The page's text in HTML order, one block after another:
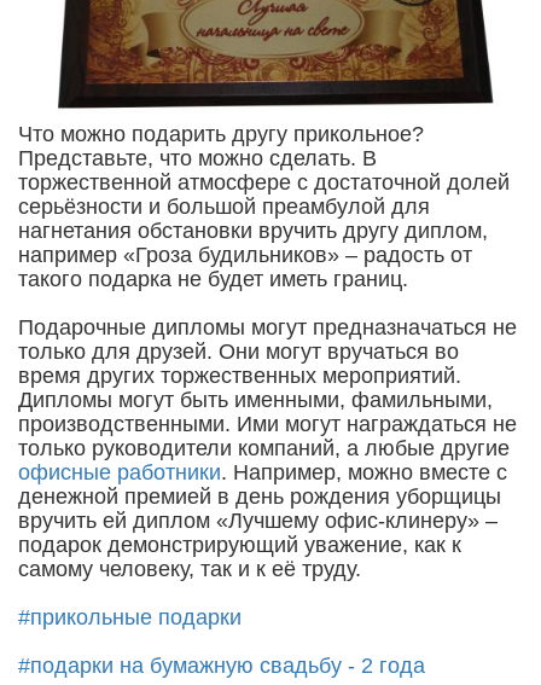
Что можно подарить другу прикольное?
Представьте, что можно сделать. В
торжественной атмосфере с достаточной долей
серьёзности и большой преамбулой для
нагнетания обстановки вручить другу диплом,
например «Гроза будильников» – радость от
такого подарка не будет иметь границ.
Подарочные дипломы могут предназначаться не
только для друзей. Они могут вручаться во
время других торжественных мероприятий.
Дипломы могут быть именными, фамильными,
производственными. Ими могут награждаться не
только руководители компаний, а любые другие
офисные работники. Например, можно вместе с
денежной премией в день рождения уборщицы
вручить ей диплом «Лучшему офис-клинеру» –
подарок демонстрирующий уважение, как к
самому человеку, так и к её труду.
#прикольные подарки
#подарки на бумажную свадьбу - 2 года